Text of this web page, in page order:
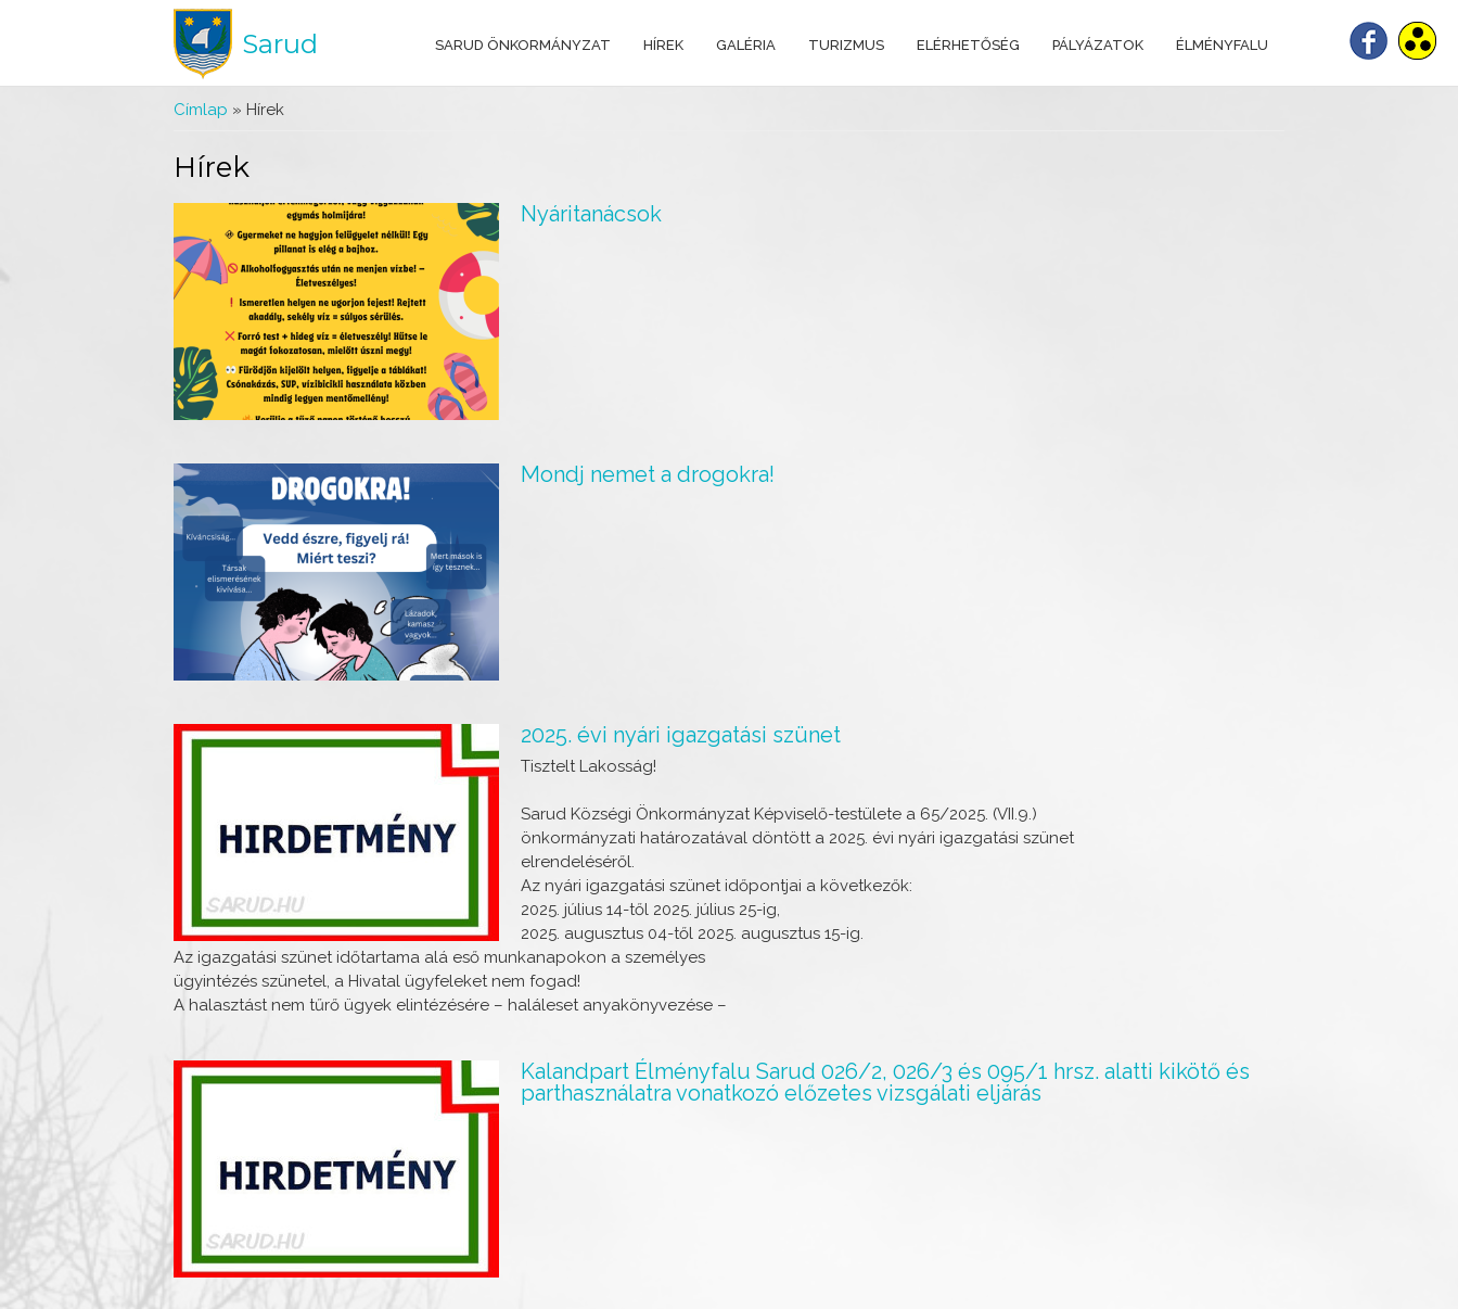
Sarud SARUD ÖNKORMÁNYZAT HÍREK GALÉRIA TURIZMUS ELÉRHETŐSÉG PÁLYÁZATOK ÉLMÉNYFALU
Jelenlegi hely
Címlap » Hírek
Hírek
Nyáritanácsok
Mondj nemet a drogokra!
2025. évi nyári igazgatási szünet
Tisztelt Lakosság!
Sarud Községi Önkormányzat Képviselő-testülete a 65/2025. (VII.9.)
önkormányzati határozatával döntött a 2025. évi nyári igazgatási szünet
elrendeléséről.
Az nyári igazgatási szünet időpontjai a következők:
2025. július 14-től 2025. július 25-ig,
2025. augusztus 04-től 2025. augusztus 15-ig.
Az igazgatási szünet időtartama alá eső munkanapokon a személyes
ügyintézés szünetel, a Hivatal ügyfeleket nem fogad!
A halasztást nem tűrő ügyek elintézésére – haláleset anyakönyvezése –
Kalandpart Élményfalu Sarud 026/2, 026/3 és 095/1 hrsz. alatti kikötő és
parthasználatra vonatkozó előzetes vizsgálati eljárás